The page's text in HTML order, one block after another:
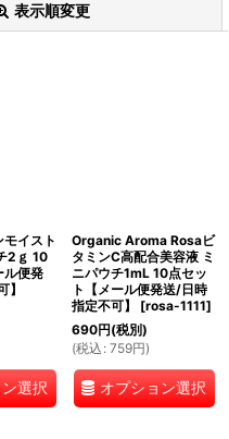
表示順変更
イスト
2ｇ 10
ル便発
選択
Organic Aroma Rosaビ
タミンC高配合美容液 ミ
ニパウチ1mL 10点セッ
ト【メール便発送/日時
指定不可】
[rosa-1111]
690円(税別)
(税込 : 759円)
オプション選択